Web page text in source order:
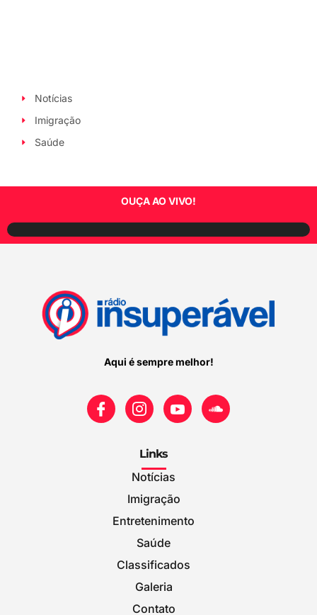
Notícias
Imigração
Saúde
OUÇA AO VIVO!
Aqui é sempre melhor!
Links
Notícias
Imigração
Entretenimento
Saúde
Classificados
Galeria
Contato